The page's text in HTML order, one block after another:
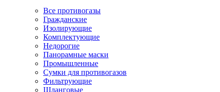
Все противогазы
Гражданские
Изолирующие
Комплектующие
Недорогие
Панорамные маски
Промышленные
Сумки для противогазов
Фильтрующие
Шланговые